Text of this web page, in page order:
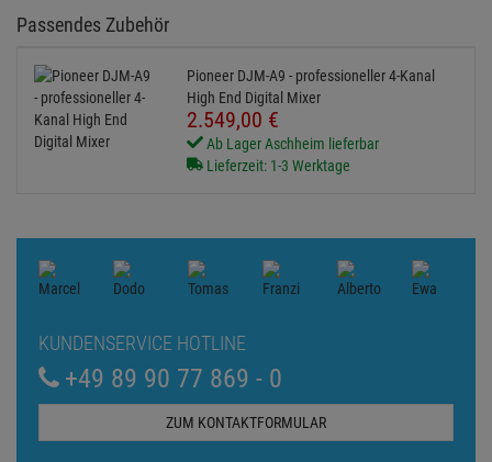
Passendes Zubehör
Pioneer DJM-A9 - professioneller 4-Kanal
High End Digital Mixer
2.549,00 €
Ab Lager Aschheim lieferbar
Lieferzeit: 1-3 Werktage
KUNDENSERVICE HOTLINE
+49 89 90 77 869 - 0
ZUM KONTAKTFORMULAR